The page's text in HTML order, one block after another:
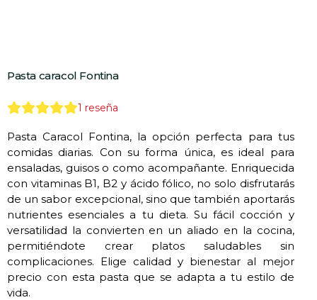
Pasta caracol Fontina
1 reseña
Pasta Caracol Fontina, la opción perfecta para tus
comidas diarias. Con su forma única, es ideal para
ensaladas, guisos o como acompañante. Enriquecida
con vitaminas B1, B2 y ácido fólico, no solo disfrutarás
de un sabor excepcional, sino que también aportarás
nutrientes esenciales a tu dieta. Su fácil cocción y
versatilidad la convierten en un aliado en la cocina,
permitiéndote crear platos saludables sin
complicaciones. Elige calidad y bienestar al mejor
precio con esta pasta que se adapta a tu estilo de
vida.